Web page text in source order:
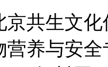
京共生文
营养与安